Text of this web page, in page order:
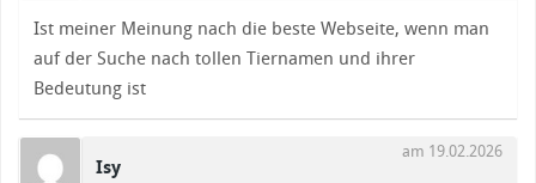
Ist meiner Meinung nach die beste Webseite, wenn man
auf der Suche nach tollen Tiernamen und ihrer
Bedeutung ist
Isy
am 19.02.2026